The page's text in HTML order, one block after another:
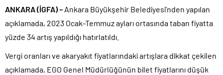
ANKARA (İGFA) – Ankara Büyükşehir Belediyesi’nden yapılan
açıklamada, 2023 Ocak-Temmuz ayları ortasında taban fiyatta
yüzde 34 artış yapıldığı hatırlatıldı.
Vergi oranları ve akaryakıt fiyatlarındaki artışlara dikkat çekilen
açıklamada, EGO Genel Müdürlüğünün bilet fiyatlarını düşük